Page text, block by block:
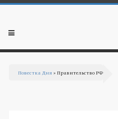
Перейти к основному содержанию
Мобильное
Повестка Дня » Правительство РФ